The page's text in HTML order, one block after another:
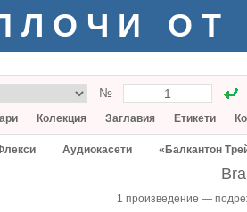
ОТ
№
Колекция Заглавия Етикети
Аудиокасети «Балкантон
1 произведение —